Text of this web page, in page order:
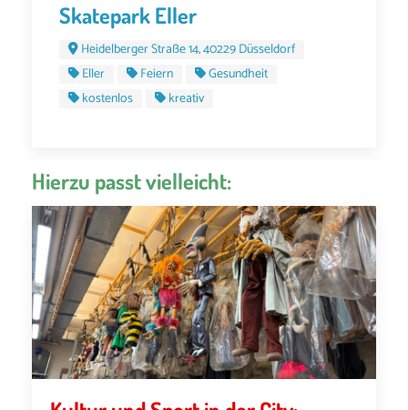
Skatepark Eller
Heidelberger Straße 14, 40229 Düsseldorf
Eller
Feiern
Gesundheit
kostenlos
kreativ
Hierzu passt vielleicht: